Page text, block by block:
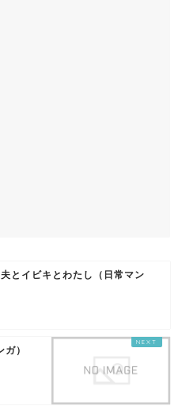
とイビキとわたし（日常マン
）